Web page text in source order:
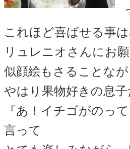
これほど喜ばせる事
リュレニオさんにお
似顔絵もさることな
やはり果物好きの息
『あ！イチゴがのっ
言って